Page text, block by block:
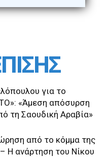
για το
«Άμεση απόσυρση
τη Σαουδική Αραβία»
από το κόμμα της
Η ανάρτηση του Νίκου